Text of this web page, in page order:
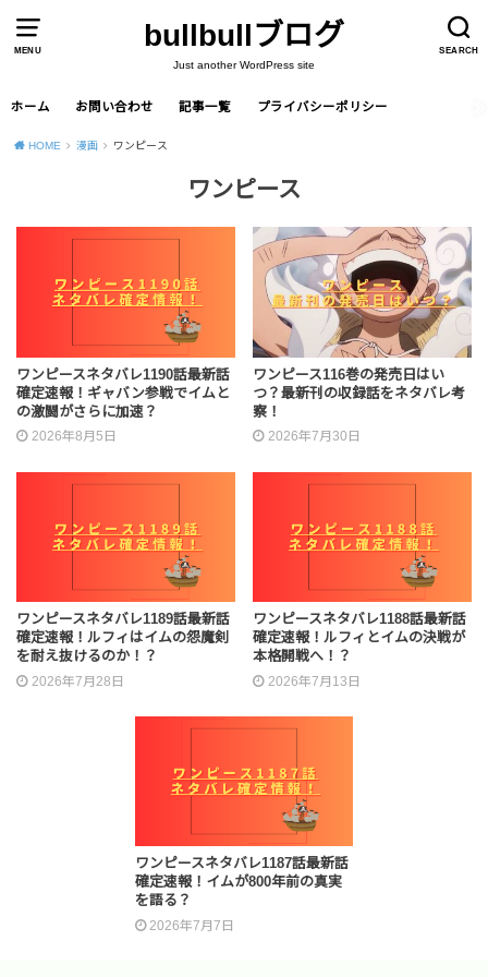
MENU SEARCH
bullbullブログ
Just another WordPress site
ホーム お問い合わせ 記事一覧 プライバシーポリシー
HOME 漫画 ワンピース
ワンピース
ワンピースネタバレ1190話最新話
確定速報！ギャバン参戦でイムと
の激闘がさらに加速？
2026年8月5日
ワンピース116巻の発売日はい
つ？最新刊の収録話をネタバレ考
察！
2026年7月30日
ワンピースネタバレ1189話最新話
確定速報！ルフィはイムの怨魔剣
を耐え抜けるのか！？
2026年7月28日
ワンピースネタバレ1188話最新話
確定速報！ルフィとイムの決戦が
本格開戦へ！？
2026年7月13日
ワンピースネタバレ1187話最新話
確定速報！イムが800年前の真実
を語る？
2026年7月7日